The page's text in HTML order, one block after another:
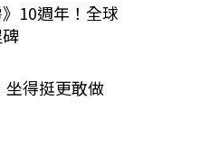
10週年！全球
坐得挺更敢做